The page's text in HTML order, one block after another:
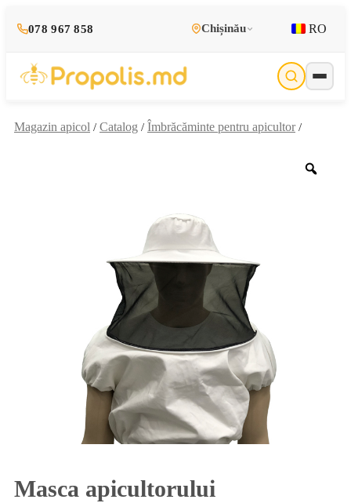
078 967 858 Chișinău RO
Magazin apicol / Catalog / Îmbrăcăminte pentru apicultor/
Masca apicultorului